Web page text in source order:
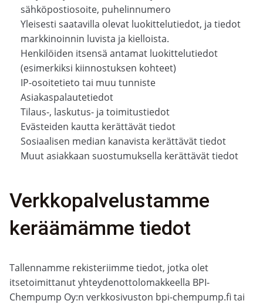
sähköpostiosoite, puhelinnumero
Yleisesti saatavilla olevat luokittelutiedot, ja tiedot
markkinoinnin luvista ja kielloista.
Henkilöiden itsensä antamat luokittelutiedot
(esimerkiksi kiinnostuksen kohteet)
IP-osoitetieto tai muu tunniste
Asiakaspalautetiedot
Tilaus-, laskutus- ja toimitustiedot
Evästeiden kautta kerättävät tiedot
Sosiaalisen median kanavista kerättävät tiedot
Muut asiakkaan suostumuksella kerättävät tiedot
Verkkopalvelustamme
keräämämme tiedot
Tallennamme rekisteriimme tiedot, jotka olet
itsetoimittanut yhteydenottolomakkeella BPI-
Chempump Oy:n verkkosivuston bpi-chempump.fi tai